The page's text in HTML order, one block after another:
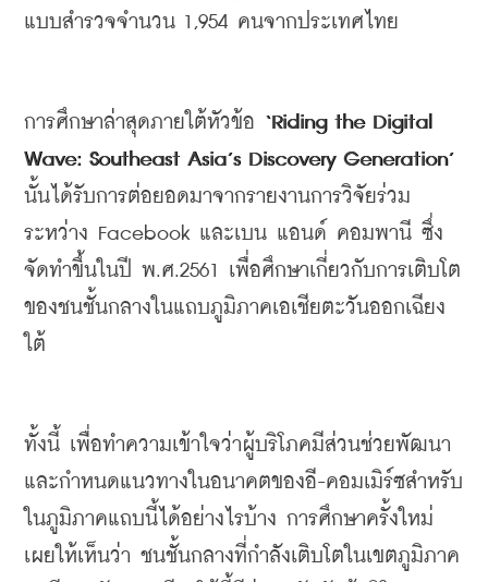
แบบสำรวจจำนวน 1,954 คนจากประเทศไทย
การศึกษาล่าสุดภายใต้หัวข้อ ‘Riding the Digital
นั้นได้รับการต่อยอดมาจากรายงานการวิจัยร่วม
ระหว่าง Facebook และเบน แอนด์ คอมพานี ซึ่ง
จัดทำขึ้นในปี พ.ศ.2561 เพื่อศึกษาเกี่ยวกับการเติบโต
ของชนชั้นกลางในแถบภูมิภาคเอเชียตะวันออกเฉียง
ใต้
ทั้งนี้ เพื่อทำความเข้าใจว่าผู้บริโภคมีส่วนช่วยพัฒนา
และกำหนดแนวทางในอนาคตของอี-คอมเมิร์ซสำหรับ
ในภูมิภาคแถบนี้ได้อย่างไรบ้าง การศึกษาครั้งใหม่
เผยให้เห็นว่า ชนชั้นกลางที่กำลังเติบโตในเขตภูมิภาค